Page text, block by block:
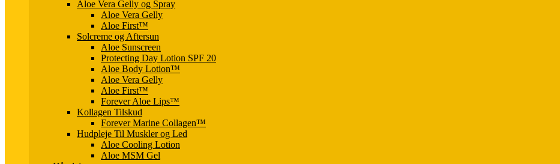
Aloe Vera Gelly og Spray
Aloe Vera Gelly
Aloe First™
Solcreme og Aftersun
Aloe Sunscreen
Protecting Day Lotion SPF 20
Aloe Body Lotion™
Aloe Vera Gelly
Aloe First™
Forever Aloe Lips™
Kollagen Tilskud
Forever Marine Collagen™
Hudpleje Til Muskler og Led
Aloe Cooling Lotion
Aloe MSM Gel